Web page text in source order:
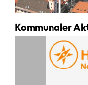
Kommunaler